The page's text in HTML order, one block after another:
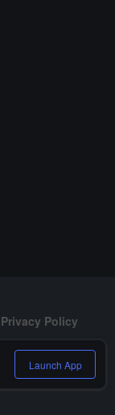
Privacy Policy
Launch App